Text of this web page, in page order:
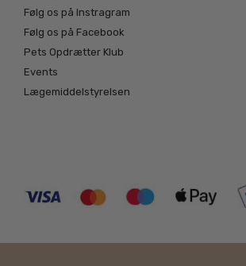
Følg os på Instragram
Følg os på Facebook
Pets Opdrætter Klub
Events
Lægemiddelstyrelsen